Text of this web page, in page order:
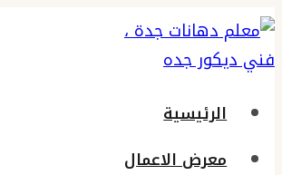
التجاوز
إلى
المحتوى
الرئيسية
معرض الاعمال